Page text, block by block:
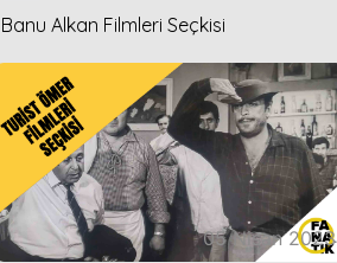
Banu Alkan Filmleri Seçkisi
05 Nisan 2023